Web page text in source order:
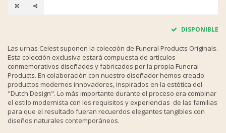
DISPONIBLE
Las urnas Celest suponen la colección de Funeral Products Originals.
Esta colección exclusiva estará compuesta de artículos
conmemorativos diseñados y fabricados por la propia Funeral
Products. En colaboración con nuestro diseñador hemos creado
productos modernos innovadores, inspirados en la estética del
"Dutch Design". Lo más importante durante el proceso era combinar
el estilo modernista con los requisitos y experiencias de las familias
para que el resultado fueran recuerdos elegantes tangibles con
diseños naturales contemporáneos.